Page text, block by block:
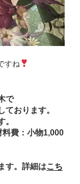
すね
で
ております。
費：小物1,000
す。詳細はこち